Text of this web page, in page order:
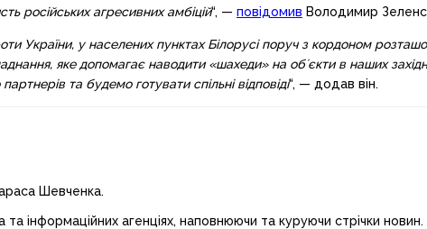
російських агресивних амбіцій“, — повідомив Володимир
України, у населених пунктах Білорусі поруч з кордоном
яке допомагає наводити «шахеди» на обʼєкти в наших
та будемо готувати спільні відповіді“, — додав він.
Шевченка.
інформаційних агенціях, наповнюючи та куруючи стрічки новин.